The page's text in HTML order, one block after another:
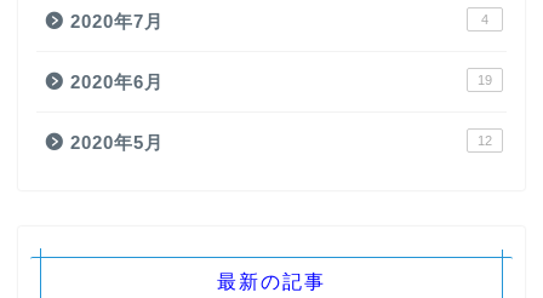
2020年7月 4
2020年6月 19
2020年5月 12
最新の記事